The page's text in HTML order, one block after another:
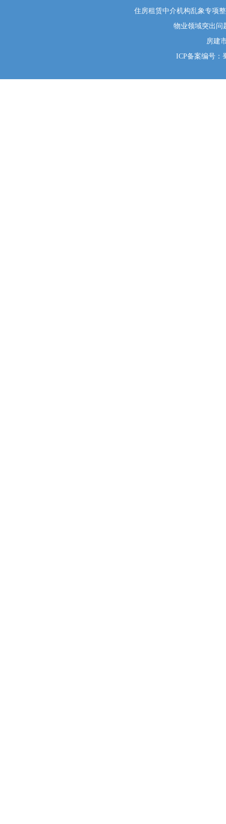
住房租赁中介机构乱象专项
物业领域突出问
房建
ICP备案编号：